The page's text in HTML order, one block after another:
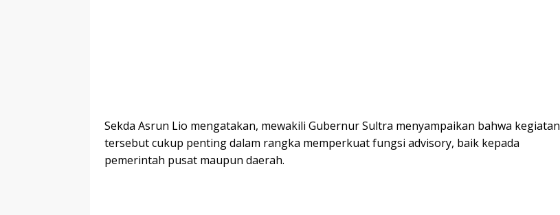
Sekda Asrun Lio mengatakan, mewakili Gubernur Sultra menyampaikan bahwa kegiatan
tersebut cukup penting dalam rangka memperkuat fungsi advisory, baik kepada
pemerintah pusat maupun daerah.